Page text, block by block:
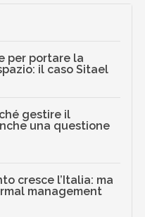
per portare la
il caso Sitael
gestire il
una questione
cresce l’Italia: ma
management